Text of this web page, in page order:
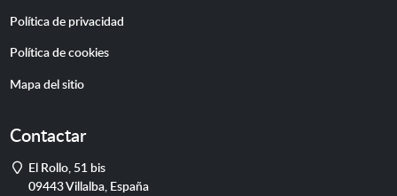
Política de privacidad
Política de cookies
Mapa del sitio
Contactar
Dirección
El Rollo, 51 bis
09443Villalba, España